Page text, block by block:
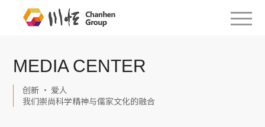
MEDIA CENTER
创新 · 爱人
我们崇尚科学精神与儒家文化的融合